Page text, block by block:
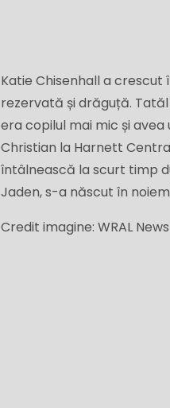
Katie Chisenhall a crescut
rezervată și drăguță. Tatăl
era copilul mai mic și
Christian la Harnett
întâlnească la scurt timp
Jaden, s-a născut în
Credit imagine: WRAL News